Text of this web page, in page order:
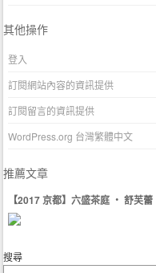
其他操作
登入
訂閱網站內容的資訊提供
訂閱留言的資訊提供
WordPress.org 台灣繁體中文
推薦文章
【2017 京都】六盛茶庭 ‧ 舒芙蕾
搜尋